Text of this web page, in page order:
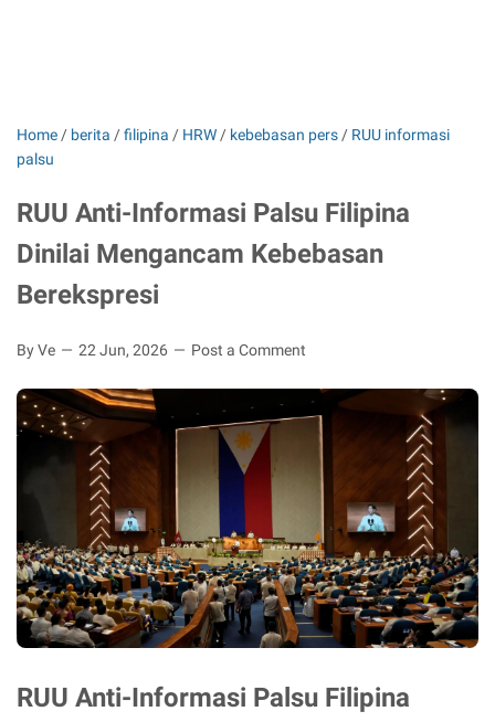
Home / berita /filipina / HRW / kebebasan pers / RUU informasi
palsu
RUU Anti-Informasi Palsu Filipina
Dinilai Mengancam Kebebasan
Berekspresi
By Ve 22 Jun, 2026 Post a Comment
RUU Anti-Informasi Palsu Filipina